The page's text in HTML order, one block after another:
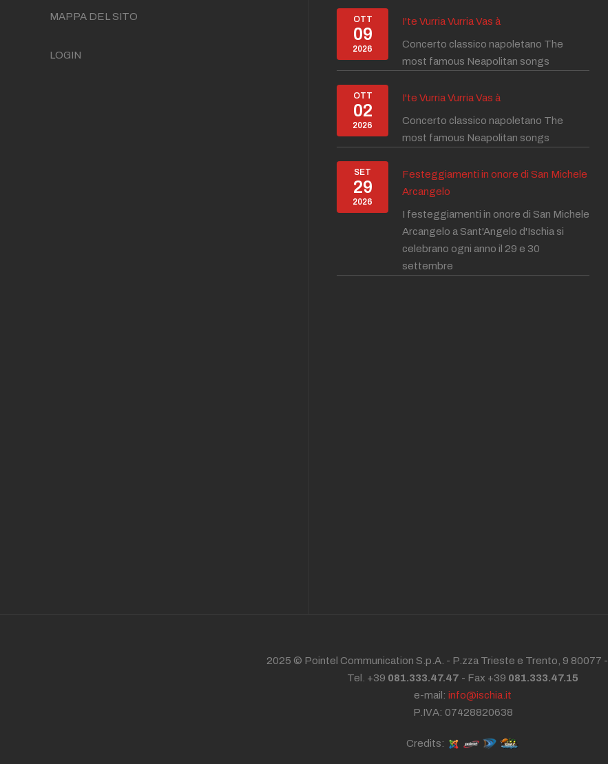
MAPPA DEL SITO
LOGIN
OTT
09
2026
I'te Vurria Vurria Vas à
Concerto classico napoletano The
most famous Neapolitan songs
OTT
02
2026
I'te Vurria Vurria Vas à
Concerto classico napoletano The
most famous Neapolitan songs
SET
29
2026
Festeggiamenti in onore di San Michele
Arcangelo
I festeggiamenti in onore di San Michele
Arcangelo a Sant'Angelo d'Ischia si
celebrano ogni anno il 29 e 30
settembre
2025 © Pointel Communication S.p.A. - P.zza Trieste e Trento, 9 80077 -
Tel. +39 081.333.47.47 - Fax +39 081.333.47.15
e-mail: info@ischia.it
P.IVA: 07428820638
Credits: